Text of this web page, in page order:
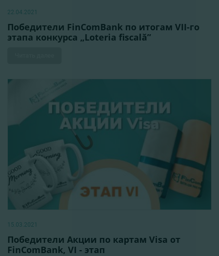
22.04.2021
Победители FinComBank по итогам VII-го
этапа конкурса „Loteria fiscală”
15.03.2021
Победители Акции по картам Visa от
FinComBank, VI - этап